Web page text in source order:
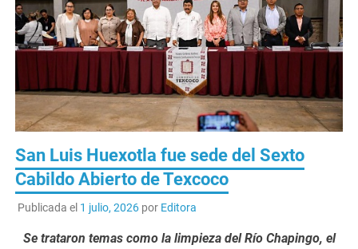
San Luis Huexotla fue sede del Sexto
Cabildo Abierto de Texcoco
Publicada el 1 julio, 2026por Editora
Se trataron temas como la limpieza del Río Chapingo, el